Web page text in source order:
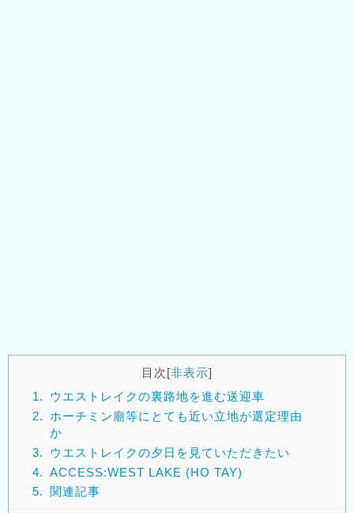
目次[非表示]
1.
ウエストレイクの裏路地を進む送迎車
2.
ホーチミン廟等にとても近い立地が選定理由
か
3.
ウエストレイクの夕日を見ていただきたい
4. ACCESS:WEST LAKE (HO TAY)
5.
関連記事